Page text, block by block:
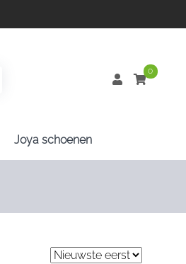
0
Joya schoenen